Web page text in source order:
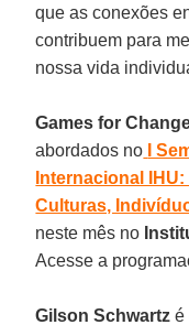
que as conexões
contribuem para
nossa vida
Games for
abordados no
I
Internacional
Culturas,
neste mês no
Acesse a
Gilson Schwartz é